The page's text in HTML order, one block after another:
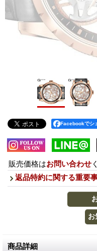
Facebookでシ
販売価格はお問い合わせ
返品特約に関する重要
商品詳細